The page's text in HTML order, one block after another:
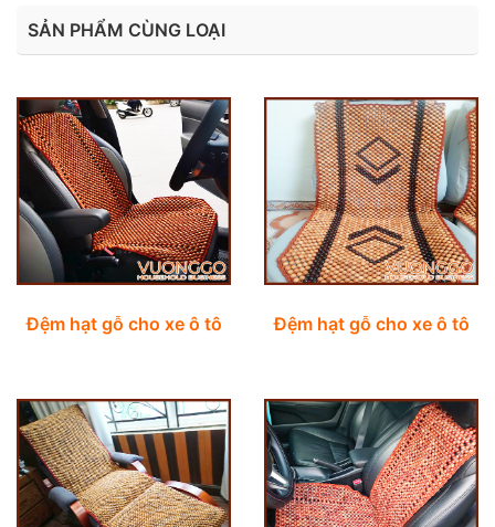
SẢN PHẨM CÙNG LOẠI
Đệm hạt gỗ cho xe ô tô Đệm hạt gỗ cho xe ô tô